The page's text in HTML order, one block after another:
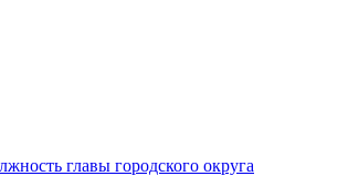
главы городского округа